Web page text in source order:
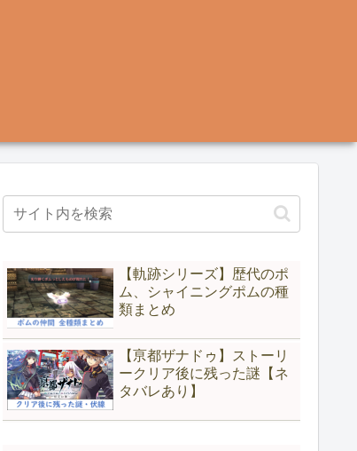
【軌跡シリーズ】歴代のポ
ム、シャイニングポムの種
類まとめ
【亰都ザナドゥ】ストーリ
ークリア後に残った謎【ネ
タバレあり】